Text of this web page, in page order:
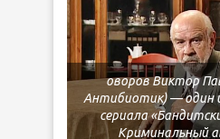
оворов Виктор
Антибиотик) — один
сериала
Криминальный